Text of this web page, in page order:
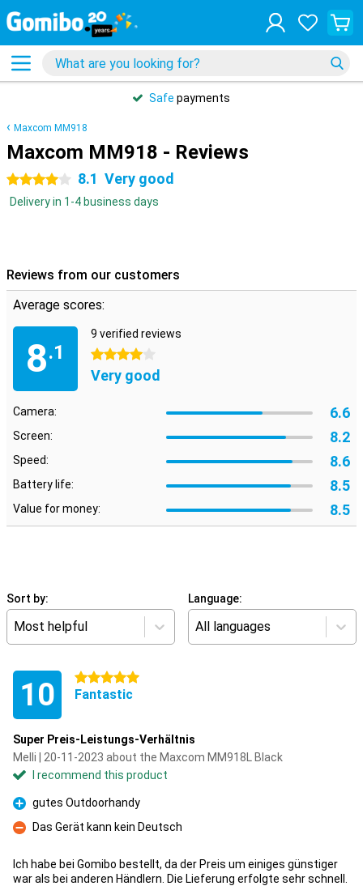
Safe payments
Maxcom MM918
Maxcom MM918 - Reviews
4 stars 8.1 Very good
Delivery in 1-4 business days
Reviews from our customers
Average scores:
8.1
9 verified reviews
4 stars
Very good
Camera: 6.6
Screen: 8.2
Speed: 8.6
Battery life: 8.5
Value for money: 8.5
Sort by:
Most helpful
Language:
All languages
10 5 stars
Fantastic
Super Preis-Leistungs-Verhältnis
Melli | 20-11-2023 about the Maxcom MM918L Black
I recommend this product
Pro
gutes Outdoorhandy
Con
Das Gerät kann kein Deutsch
Ich habe bei Gomibo bestellt, da der Preis um einiges günstiger
war als bei anderen Händlern. Die Lieferung erfolgte sehr schnell.